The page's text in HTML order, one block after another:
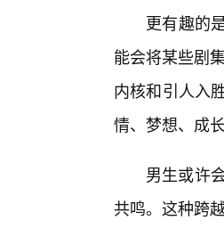
更有趣的
能会将某些剧
内核和引人入
情、梦想、成
男生或许
共鸣。这种跨